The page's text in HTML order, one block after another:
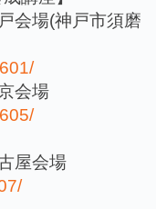
会場(神戸市須磨
会場
屋会場